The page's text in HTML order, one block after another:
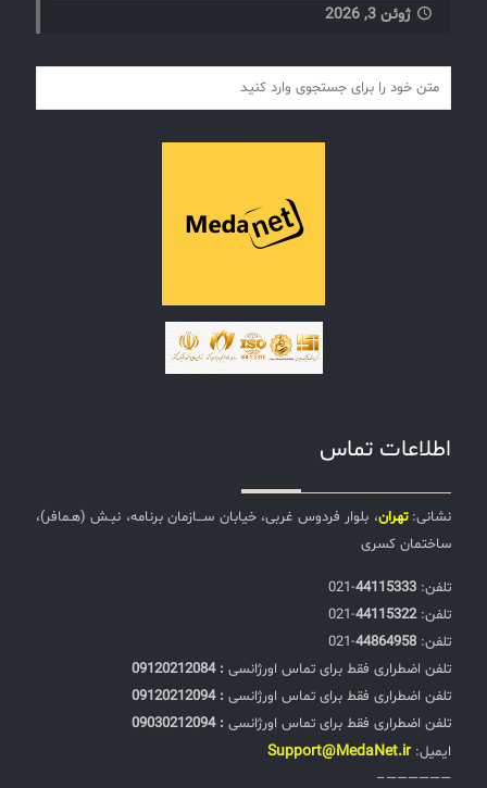
ژوئن 3, 2026
اطلاعات تماس
نشانی:تهران، بلوار فردوس غربی، خیابان ســـازمان برنامه، نبـش (هـمافر)،
ساختمان کسری
تلفن:‌ 44115333
-021
تلفن:‌44115322
-021
تلفن:‌ 44864958
-021
تلفن اضطراری فقط برای تماس اورژانسی : 09120212084
تلفن اضطراری فقط برای تماس اورژانسی : 09120212094
تلفن اضطراری فقط برای تماس اورژانسی : 09030212094
ایمیل: Support@MedaNet.ir
——————–